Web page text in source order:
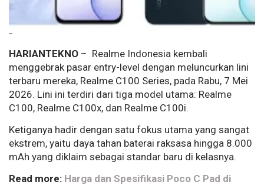
--
HARIANTEKNO – Realme Indonesia kembali
menggebrak pasar entry-level dengan meluncurkan lini
terbaru mereka, Realme C100 Series, pada Rabu, 7 Mei
2026. Lini ini terdiri dari tiga model utama: Realme
C100, Realme C100x, dan Realme C100i.
Ketiganya hadir dengan satu fokus utama yang sangat
ekstrem, yaitu daya tahan baterai raksasa hingga 8.000
mAh yang diklaim sebagai standar baru di kelasnya.
Read more: Harga dan Spesifikasi Poco C Pad di